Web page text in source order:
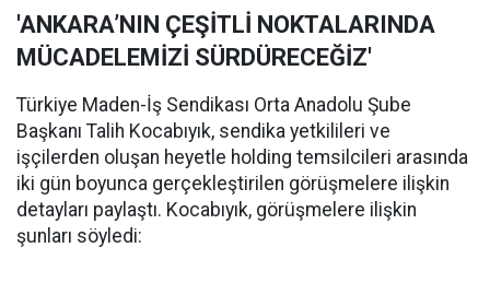
'ANKARA’NIN ÇEŞİTLİ NOKTALARINDA
MÜCADELEMİZİ SÜRDÜRECEĞİZ'
Türkiye Maden-İş Sendikası Orta Anadolu Şube
Başkanı Talih Kocabıyık, sendika yetkilileri ve
işçilerden oluşan heyetle holding temsilcileri arasında
iki gün boyunca gerçekleştirilen görüşmelere ilişkin
detayları paylaştı. Kocabıyık, görüşmelere ilişkin
şunları söyledi: